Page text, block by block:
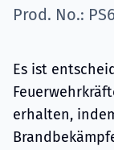
Prod. No.:
Es ist
erhalten,